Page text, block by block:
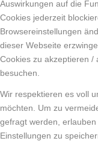
Auswirkungen auf die
Cookies jederzeit
Browsereinstellungen
dieser Webseite
Cookies zu akzeptieren /
besuchen.
Wir respektieren es voll
möchten. Um zu
gefragt werden,
Einstellungen zu